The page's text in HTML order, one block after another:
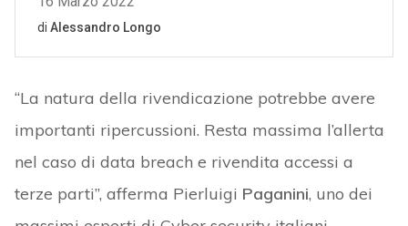
“La natura della rivendicazione potrebbe avere
importanti ripercussioni. Resta massima l’allerta
nel caso di data breach e rivendita accessi a
terze parti”, afferma Pierluigi Paganini, uno dei